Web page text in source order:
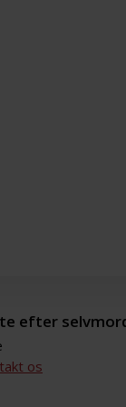
efter
os